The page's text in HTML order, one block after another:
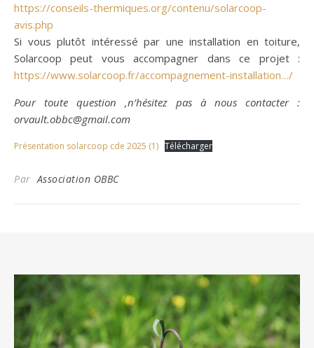
https://conseils-thermiques.org/contenu/solarcoop-
avis.php
Si vous plutôt intéressé par une installation en toiture,
Solarcoop peut vous accompagner dans ce projet :
https://www.solarcoop.fr/accompagnement-installation…/
Pour toute question ,n’hésitez pas à nous contacter :
orvault.obbc@gmail.com
Présentation solarcoop cde 2025 (1) Télécharger
ParAssociation OBBC